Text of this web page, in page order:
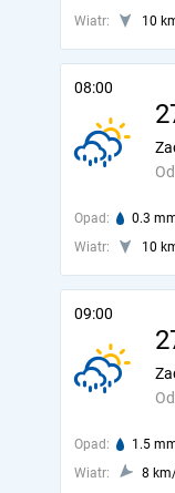
Wiatr: 10
08:00
Opad: 0.3
Wiatr:
10
09:00
Opad: 1.5
Wiatr:
8